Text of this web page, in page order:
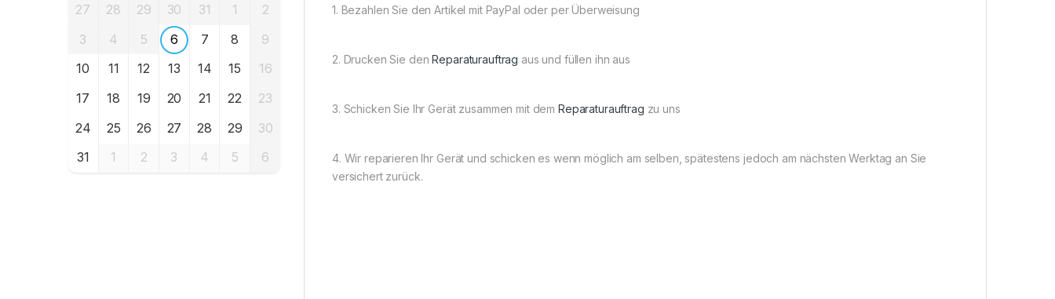
1. Bezahlen Sie den Artikel mit PayPal oder per Überweisung
2. Drucken Sie denReparaturauftrag aus und füllen ihn aus
3. Schicken Sie Ihr Gerät zusammen mit dem Reparaturauftrag zu uns
4. Wir reparieren Ihr Gerät und schicken es wenn möglich am selben, spätestens jedoch am nächsten Werktag an Sie
versichert zurück.
27 28 29 30 31 1
2
3
4 5 6 7 8
9
10
11 12 13 14 15
16
17
18 19 20 21 22
23
24
25 26 27 28 29
30
31
1 2 3 4 5 6